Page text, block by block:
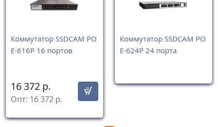
Коммутатор SSDCAM PO
E-616P 16 портов
16 372 р.
Опт: 16 372 р.
Коммутатор SSDCAM PO
E-624P 24 порта